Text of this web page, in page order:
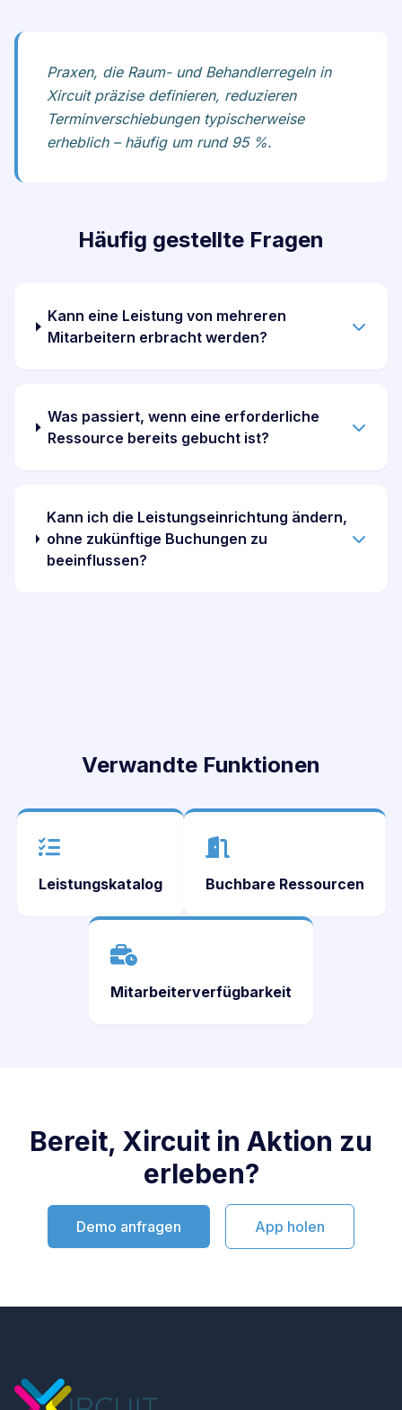
Praxen, die Raum- und Behandlerregeln in
Xircuit präzise definieren, reduzieren
Terminverschiebungen typischerweise
erheblich – häufig um rund 95 %.
Häufig gestellte Fragen
Kann eine Leistung von mehreren
Mitarbeitern erbracht werden?
Was passiert, wenn eine erforderliche
Ressource bereits gebucht ist?
Kann ich die Leistungseinrichtung ändern,
ohne zukünftige Buchungen zu
beeinflussen?
Verwandte Funktionen
Leistungskatalog Buchbare Ressourcen
Mitarbeiterverfügbarkeit
Bereit, Xircuit in Aktion zu
erleben?
Demo anfragen App holen